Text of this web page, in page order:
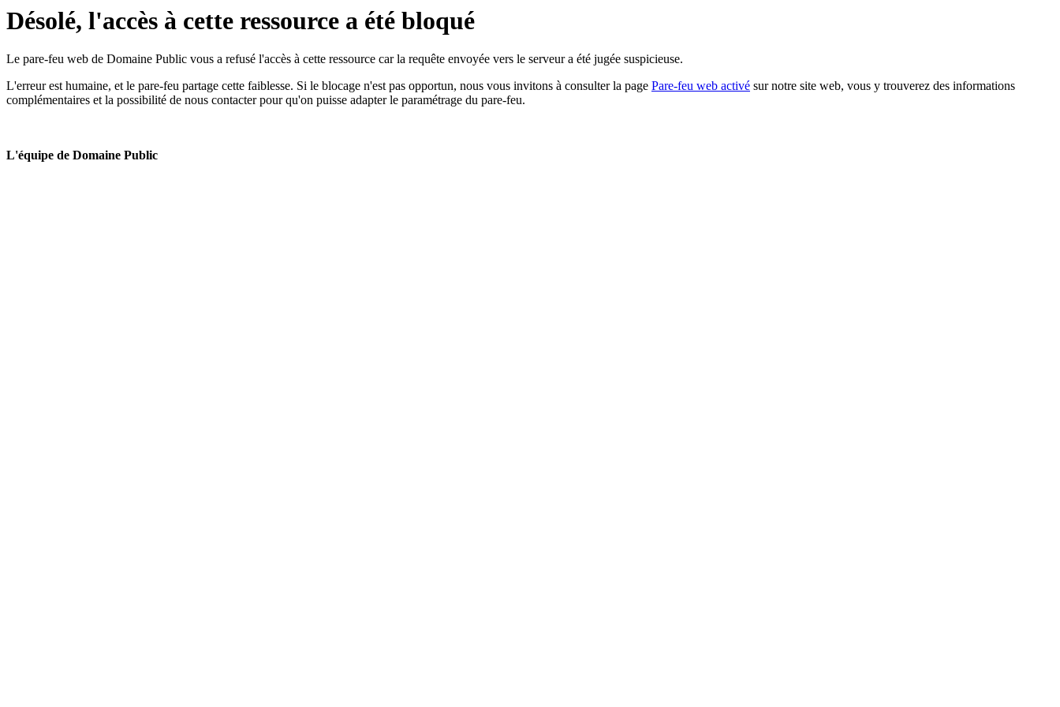
Désolé, l'accès à cette ressource a été bloqué
Le pare-feu web de Domaine Public vous a refusé l'accès à cette ressource car la requête envoyée vers le serveur a été jugée suspicieuse.
L'erreur est humaine, et le pare-feu partage cette faiblesse. Si le blocage n'est pas opportun, nous vous invitons à consulter la page Pare-feu web activé sur notre site web, vous y trouverez des informations
complémentaires et la possibilité de nous contacter pour qu'on puisse adapter le paramétrage du pare-feu.
L'équipe de Domaine Public